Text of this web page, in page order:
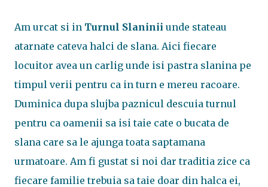
Am urcat si in Turnul Slaninii unde stateau
atarnate cateva halci de slana. Aici fiecare
locuitor avea un carlig unde isi pastra slanina pe
timpul verii pentru ca in turn e mereu racoare.
Duminica dupa slujba paznicul descuia turnul
pentru ca oamenii sa isi taie cate o bucata de
slana care sa le ajunga toata saptamana
urmatoare. Am fi gustat si noi dar traditia zice ca
fiecare familie trebuia sa taie doar din halca ei,